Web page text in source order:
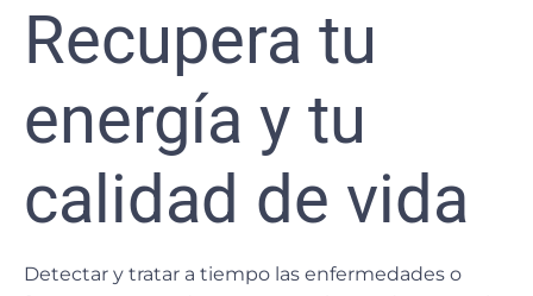
Recupera tu
energía y tu
calidad de vida
Detectar y tratar a tiempo las enfermedades o